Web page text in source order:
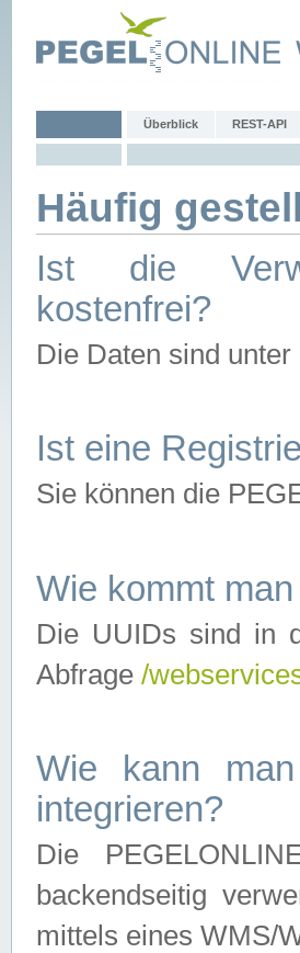
Überblick REST-API
Häufig
Ist die
kostenfrei?
Die Daten sind unter
Ist eine
Sie können die
Wie kommt
Die UUIDs sind in
Abfrage /
Wie kann
integrieren?
Die
backendseitig
mittels eines WMS/